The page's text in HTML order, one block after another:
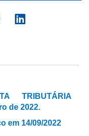
TRIBUTÁRIA
de 2022.
em 14/09/2022